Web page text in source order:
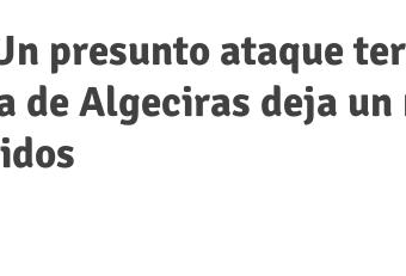
presunto ataque
de Algeciras deja